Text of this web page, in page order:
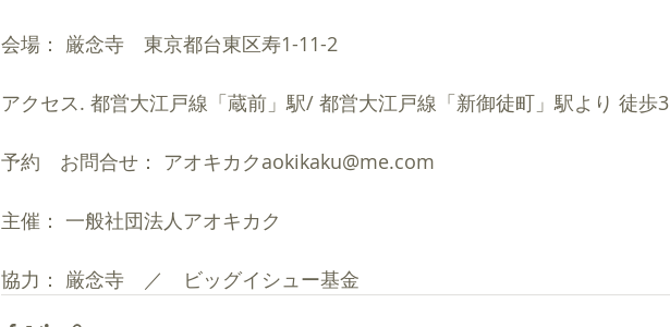
会場： 厳念寺　東京都台東区寿1-11-2
アクセス. 都営大江戸線「蔵前」駅/ 都営大江戸線「新御徒町」駅より 徒歩
予約　お問合せ： アオキカクaokikaku@me.com
主催： 一般社団法人アオキカク
協力： 厳念寺　／　ビッグイシュー基金